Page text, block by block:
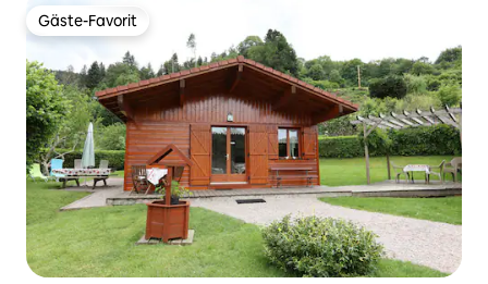
Gäste-Favorit
Gäste-Favorit